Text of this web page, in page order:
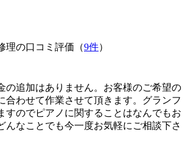
理の口コミ評価（9件）
の追加はありません。お客様のご希望の
合わせて作業させて頂きます。グランフ
すのでピアノに関することはなんでもお
んなことでも今一度お気軽にご相談下さ